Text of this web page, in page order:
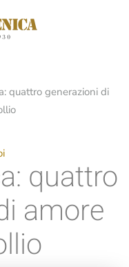
quattro generazioni di
quattro
amore